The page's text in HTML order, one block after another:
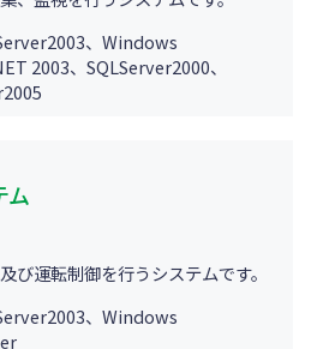
、Windows
2003、SQLServer2000、
ム
び運転制御を行うシステムです。
、Windows